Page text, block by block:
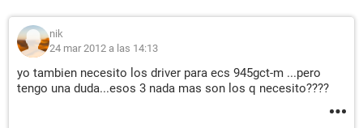
Dispositivos:
Impresora Microsoft XPS Document Writer
Controlador USB1 Intel 82801GB ICH7 - USB Universal Host
Controller [A-1]
nik
24 mar 2012 a las 14:13
yo tambien necesito los driver para ecs 945gct-m ...pero
tengo una duda...esos 3 nada mas son los q necesito????